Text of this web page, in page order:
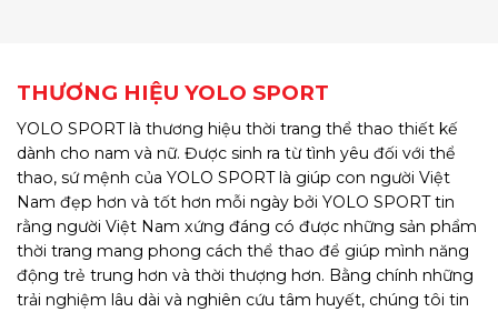
THƯƠNG HIỆU YOLO SPORT
YOLO SPORT là thương hiệu thời trang thể thao thiết kế
dành cho nam và nữ. Được sinh ra từ tình yêu đối với thể
thao, sứ mệnh của YOLO SPORT là giúp con người Việt
Nam đẹp hơn và tốt hơn mỗi ngày bởi YOLO SPORT tin
rằng người Việt Nam xứng đáng có được những sản phẩm
thời trang mang phong cách thể thao để giúp mình năng
động trẻ trung hơn và thời thượng hơn. Bằng chính những
trải nghiệm lâu dài và nghiên cứu tâm huyết, chúng tôi tin